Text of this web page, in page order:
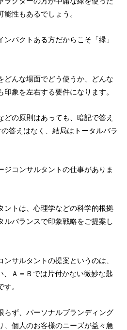
性もあるでしょう。
パクトある方だからこそ「緑」
どんな場面でどう使うか、どんな
象を左右する要件になります。
どの原則はあっても、暗記で答え
答えはなく、結局はトータルバラ
ジコンサルタントの仕事がありま
ントは、心理学などの科学的根拠
ルバランスで印象戦略をご提案し
ンサルタントの提案というのは、
、Ａ＝Ｂでは片付かない微妙な匙
。
らず、パーソナルブランディング
、個人のお客様のニーズが益々急